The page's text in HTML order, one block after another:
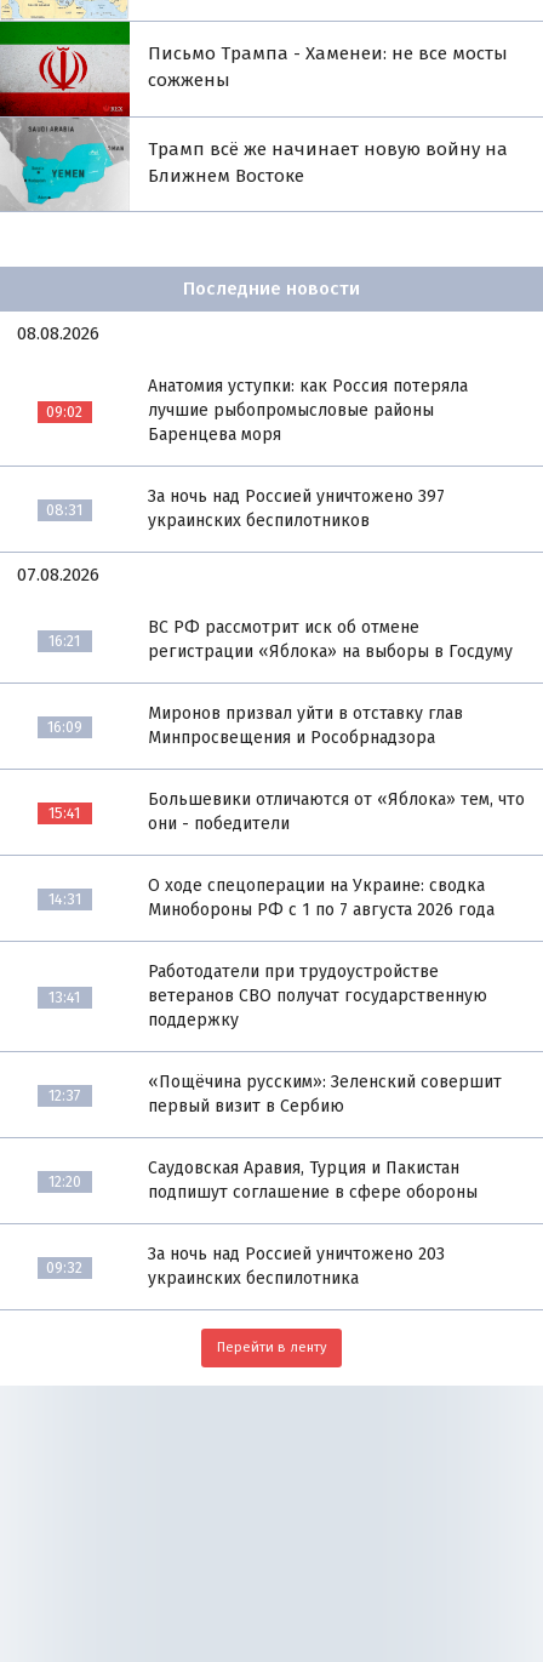
Письмо Трампа - Хаменеи: не все мосты
сожжены
Трамп всё же начинает новую войну на
Ближнем Востоке
Последние новости
08.08.2026
09:02
Анатомия уступки: как Россия потеряла
лучшие рыбопромысловые районы
Баренцева моря
08:31
За ночь над Россией уничтожено 397
украинских беспилотников
07.08.2026
16:21
ВС РФ рассмотрит иск об отмене
регистрации «Яблока» на выборы в Госдуму
16:09
Миронов призвал уйти в отставку глав
Минпросвещения и Рособрнадзора
15:41
Большевики отличаются от «Яблока» тем, что
они - победители
14:31
О ходе спецоперации на Украине: сводка
Минобороны РФ с 1 по 7 августа 2026 года
13:41
Работодатели при трудоустройстве
ветеранов СВО получат государственную
поддержку
12:37
«Пощёчина русским»: Зеленский совершит
первый визит в Сербию
12:20
Саудовская Аравия, Турция и Пакистан
подпишут соглашение в сфере обороны
09:32
За ночь над Россией уничтожено 203
украинских беспилотника
Перейти в ленту